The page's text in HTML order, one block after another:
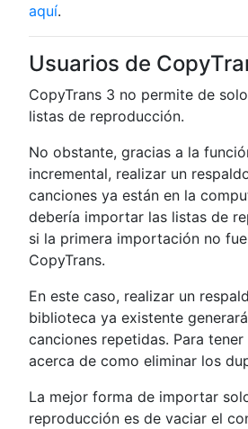
aquí.
Usuarios de
CopyTrans 3 no permite de
listas de reproducción.
No obstante, gracias a la
incremental, realizar un
canciones ya están en la
debería importar las listas de
si la primera importación no
CopyTrans.
En este caso, realizar un
biblioteca ya existente
canciones repetidas. Para
acerca de como eliminar los
La mejor forma de importar
reproducción es de vaciar el